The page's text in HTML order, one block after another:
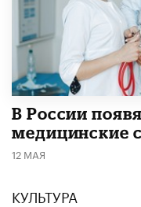
В России
медицинские
12 МАЯ
КУЛЬТУРА